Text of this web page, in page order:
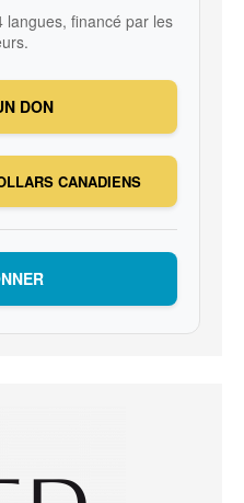
langues, financé par les
DON
CANADIENS